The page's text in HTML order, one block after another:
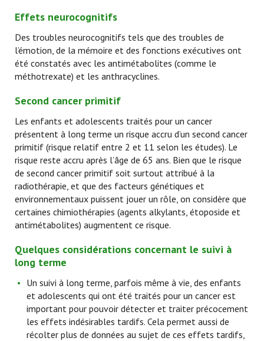
Effets neurocognitifs
Des troubles neurocognitifs tels que des troubles de
l’émotion, de la mémoire et des fonctions exécutives ont
été constatés avec les antimétabolites (comme le
méthotrexate) et les anthracyclines.
Second cancer primitif
Les enfants et adolescents traités pour un cancer
présentent à long terme un risque accru d’un second cancer
primitif (risque relatif entre 2 et 11 selon les études). Le
risque reste accru après l’âge de 65 ans. Bien que le risque
de second cancer primitif soit surtout attribué à la
radiothérapie, et que des facteurs génétiques et
environnementaux puissent jouer un rôle, on considère que
certaines chimiothérapies (agents alkylants, étoposide et
antimétabolites) augmentent ce risque.
Quelques considérations concernant le suivi à
long terme
Un suivi à long terme, parfois même à vie, des enfants
et adolescents qui ont été traités pour un cancer est
important pour pouvoir détecter et traiter précocement
les effets indésirables tardifs. Cela permet aussi de
récolter plus de données au sujet de ces effets tardifs,